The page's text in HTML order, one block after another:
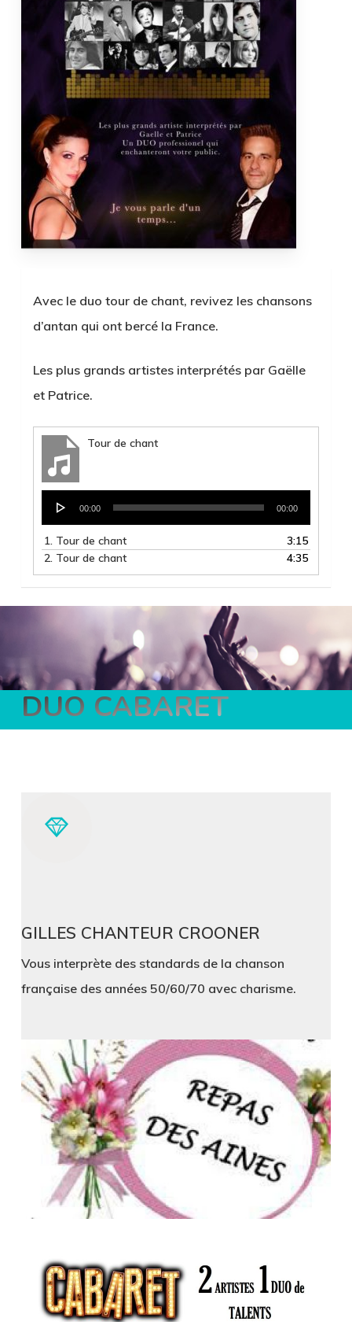
Avec le duo tour de chant, revivez les chansons
d’antan qui ont bercé la France.
Les plus grands artistes interprétés par Gaëlle
et Patrice.
Tour de chant
audio
00:00 00:00
1. Tour de chant
3:15
2. Tour de chant 4:35
DUO CABARET
GILLES CHANTEUR CROONER
Vous interprète des standards de la chanson
française des années 50/60/70 avec charisme.